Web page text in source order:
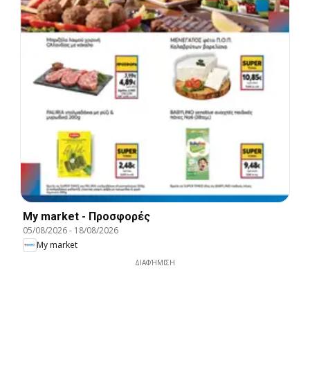
My market - Προσφορές
05/08/2026- 18/08/2026
My market
ΔΙΑΦΉΜΙΣΗ